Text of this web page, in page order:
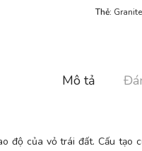
Thẻ: Granite
Mô tả
độ của vỏ trái đất. Cấu